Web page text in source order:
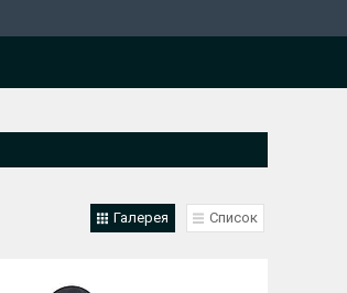
Галерея Список